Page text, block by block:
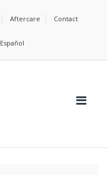
Aftercare Contact
Español